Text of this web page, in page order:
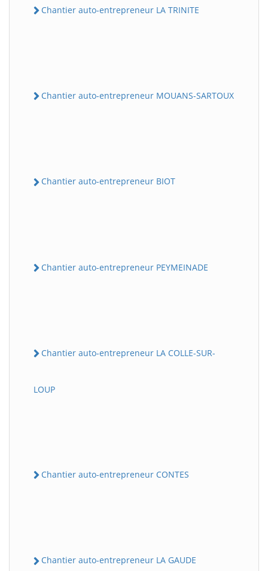
Chantier auto-entrepreneur LA TRINITE
Chantier auto-entrepreneur MOUANS-SARTOUX
Chantier auto-entrepreneur BIOT
Chantier auto-entrepreneur PEYMEINADE
Chantier auto-entrepreneur LA COLLE-SUR-
LOUP
Chantier auto-entrepreneur CONTES
Chantier auto-entrepreneur LA GAUDE